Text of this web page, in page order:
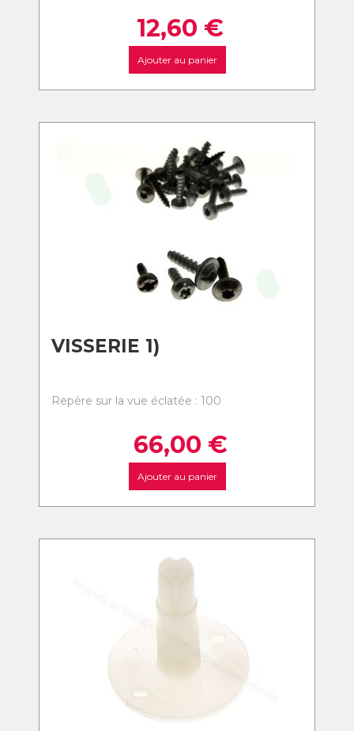
12,60 €
Ajouter au panier
VISSERIE 1)
Repère sur la vue éclatée : 100
66,00 €
Ajouter au panier